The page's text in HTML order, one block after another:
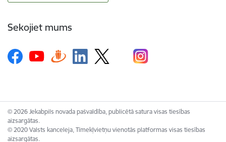
Sekojiet mums
© 2026 Jekabpils novada pašvaldība, publicētā satura visas tiesības
aizsargātas.
© 2020 Valsts kanceleja, Tīmekļvietņu vienotās platformas visas tiesības
aizsargātas.